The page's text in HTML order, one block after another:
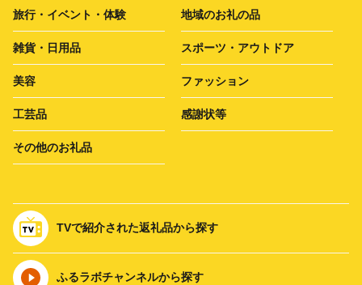
旅行・イベント・体験 地域のお礼の品
雑貨・日用品 スポーツ・アウトドア
美容 ファッション
工芸品 感謝状等
その他のお礼品
TVで紹介された返礼品から探す
ふるラボチャンネルから探す